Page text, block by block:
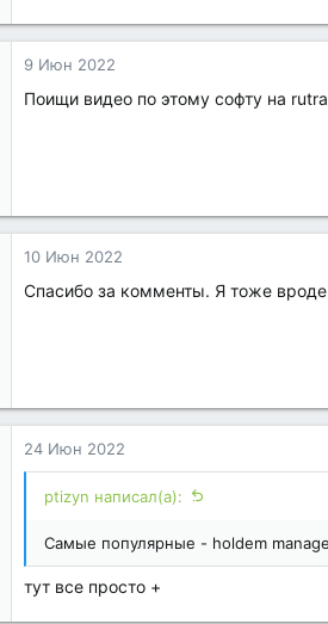
9 Июн 2022
Поищи видео по этому софту на
10 Июн 2022
Спасибо за комменты. Я тоже
24 Июн 2022
ptizyn написал(а):
Самые популярные - holdem
тут все просто +